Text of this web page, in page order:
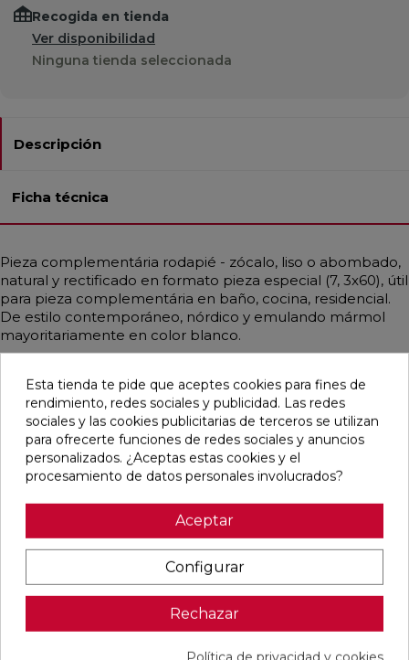
Recogida en tienda
Ver disponibilidad
Ninguna tienda seleccionada
Descripción
Ficha técnica
Pieza complementária rodapié - zócalo, liso o abombado,
natural y rectificado en formato pieza especial (7, 3x60), útil
para pieza complementária en baño, cocina, residencial.
De estilo contemporáneo, nórdico y emulando mármol
mayoritariamente en color blanco.
Pensamos que te puede interesar
ALAPLANA
94107701
favorite
OIKOS GOLD
77485413
Geotiles
favorite
OIKOS BLUE
PULIDO
Ref:
77485414
PVP
favorite
EMPORIO
93201622
PVP
Esta tienda te pide que aceptes cookies para fines de
rendimiento, redes sociales y publicidad. Las redes
sociales y las cookies publicitarias de terceros se utilizan
para ofrecerte funciones de redes sociales y anuncios
personalizados. ¿Aceptas estas cookies y el
procesamiento de datos personales involucrados?
Aceptar
Configurar
Rechazar